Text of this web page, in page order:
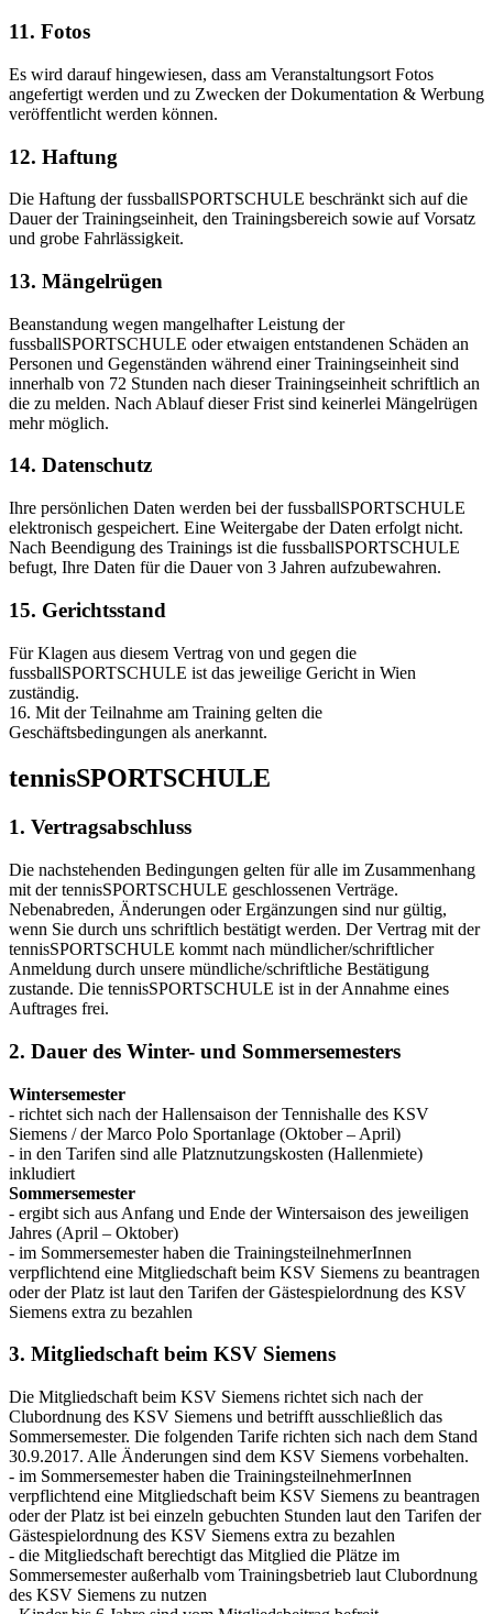
11. Fotos
Es wird darauf hingewiesen, dass am Veranstaltungsort Fotos
angefertigt werden und zu Zwecken der Dokumentation & Werbung
veröffentlicht werden können.
12. Haftung
Die Haftung der fussballSPORTSCHULE beschränkt sich auf die
Dauer der Trainingseinheit, den Trainingsbereich sowie auf Vorsatz
und grobe Fahrlässigkeit.
13. Mängelrügen
Beanstandung wegen mangelhafter Leistung der
fussballSPORTSCHULE oder etwaigen entstandenen Schäden an
Personen und Gegenständen während einer Trainingseinheit sind
innerhalb von 72 Stunden nach dieser Trainingseinheit schriftlich an
die zu melden. Nach Ablauf dieser Frist sind keinerlei Mängelrügen
mehr möglich.
14. Datenschutz
Ihre persönlichen Daten werden bei der fussballSPORTSCHULE
elektronisch gespeichert. Eine Weitergabe der Daten erfolgt nicht.
Nach Beendigung des Trainings ist die fussballSPORTSCHULE
befugt, Ihre Daten für die Dauer von 3 Jahren aufzubewahren.
15. Gerichtsstand
Für Klagen aus diesem Vertrag von und gegen die
fussballSPORTSCHULE ist das jeweilige Gericht in Wien
zuständig.
16. Mit der Teilnahme am Training gelten die
Geschäftsbedingungen als anerkannt.
tennisSPORTSCHULE
1. Vertragsabschluss
Die nachstehenden Bedingungen gelten für alle im Zusammenhang
mit der tennisSPORTSCHULE geschlossenen Verträge.
Nebenabreden, Änderungen oder Ergänzungen sind nur gültig,
wenn Sie durch uns schriftlich bestätigt werden. Der Vertrag mit der
tennisSPORTSCHULE kommt nach mündlicher/schriftlicher
Anmeldung durch unsere mündliche/schriftliche Bestätigung
zustande. Die tennisSPORTSCHULE ist in der Annahme eines
Auftrages frei.
2. Dauer des Winter- und Sommersemesters
Wintersemester
- richtet sich nach der Hallensaison der Tennishalle des KSV
Siemens / der Marco Polo Sportanlage (Oktober – April)
- in den Tarifen sind alle Platznutzungskosten (Hallenmiete)
inkludiert
Sommersemester
- ergibt sich aus Anfang und Ende der Wintersaison des jeweiligen
Jahres (April – Oktober)
- im Sommersemester haben die TrainingsteilnehmerInnen
verpflichtend eine Mitgliedschaft beim KSV Siemens zu beantragen
oder der Platz ist laut den Tarifen der Gästespielordnung des KSV
Siemens extra zu bezahlen
3. Mitgliedschaft beim KSV Siemens
Die Mitgliedschaft beim KSV Siemens richtet sich nach der
Clubordnung des KSV Siemens und betrifft ausschließlich das
Sommersemester. Die folgenden Tarife richten sich nach dem Stand
30.9.2017. Alle Änderungen sind dem KSV Siemens vorbehalten.
- im Sommersemester haben die TrainingsteilnehmerInnen
verpflichtend eine Mitgliedschaft beim KSV Siemens zu beantragen
oder der Platz ist bei einzeln gebuchten Stunden laut den Tarifen der
Gästespielordnung des KSV Siemens extra zu bezahlen
- die Mitgliedschaft berechtigt das Mitglied die Plätze im
Sommersemester außerhalb vom Trainingsbetrieb laut Clubordnung
des KSV Siemens zu nutzen